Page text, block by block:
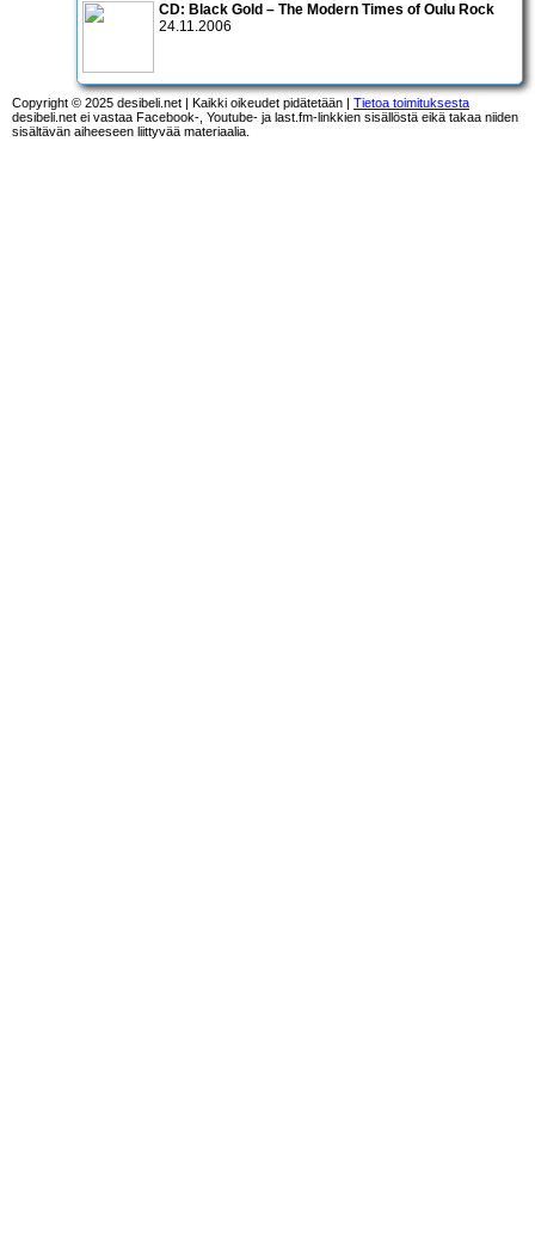
CD: Black Gold – The Modern Times of Oulu Rock
24.11.2006
Copyright © 2025 desibeli.net | Kaikki oikeudet pidätetään | Tietoa toimituksesta
desibeli.net ei vastaa Facebook-, Youtube- ja last.fm-linkkien sisällöstä eikä takaa niiden
sisältävän aiheeseen liittyvää materiaalia.